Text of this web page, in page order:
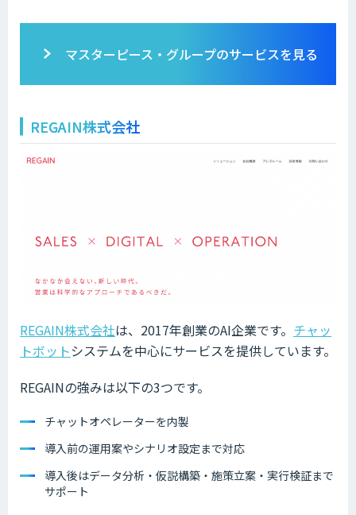
マスターピース・グループのサービスを見る
REGAIN株式会社
REGAIN株式会社は、2017年創業のAI企業です。 チャッ
トボットシステムを中心にサービスを提供しています。
REGAINの強みは以下の3つです。
チャットオペレーターを内製
導入前の運用案やシナリオ設定まで対応
導入後はデータ分析・仮説構築・施策立案・実行検証まで
サポート